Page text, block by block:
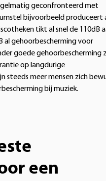
geconfronteerd met
bijvoorbeeld produceert
tikt al snel de 110dB
al gehoorbescherming voor
goede gehoorbescherming
op langdurige
steeds meer mensen zich
bij muziek.
een